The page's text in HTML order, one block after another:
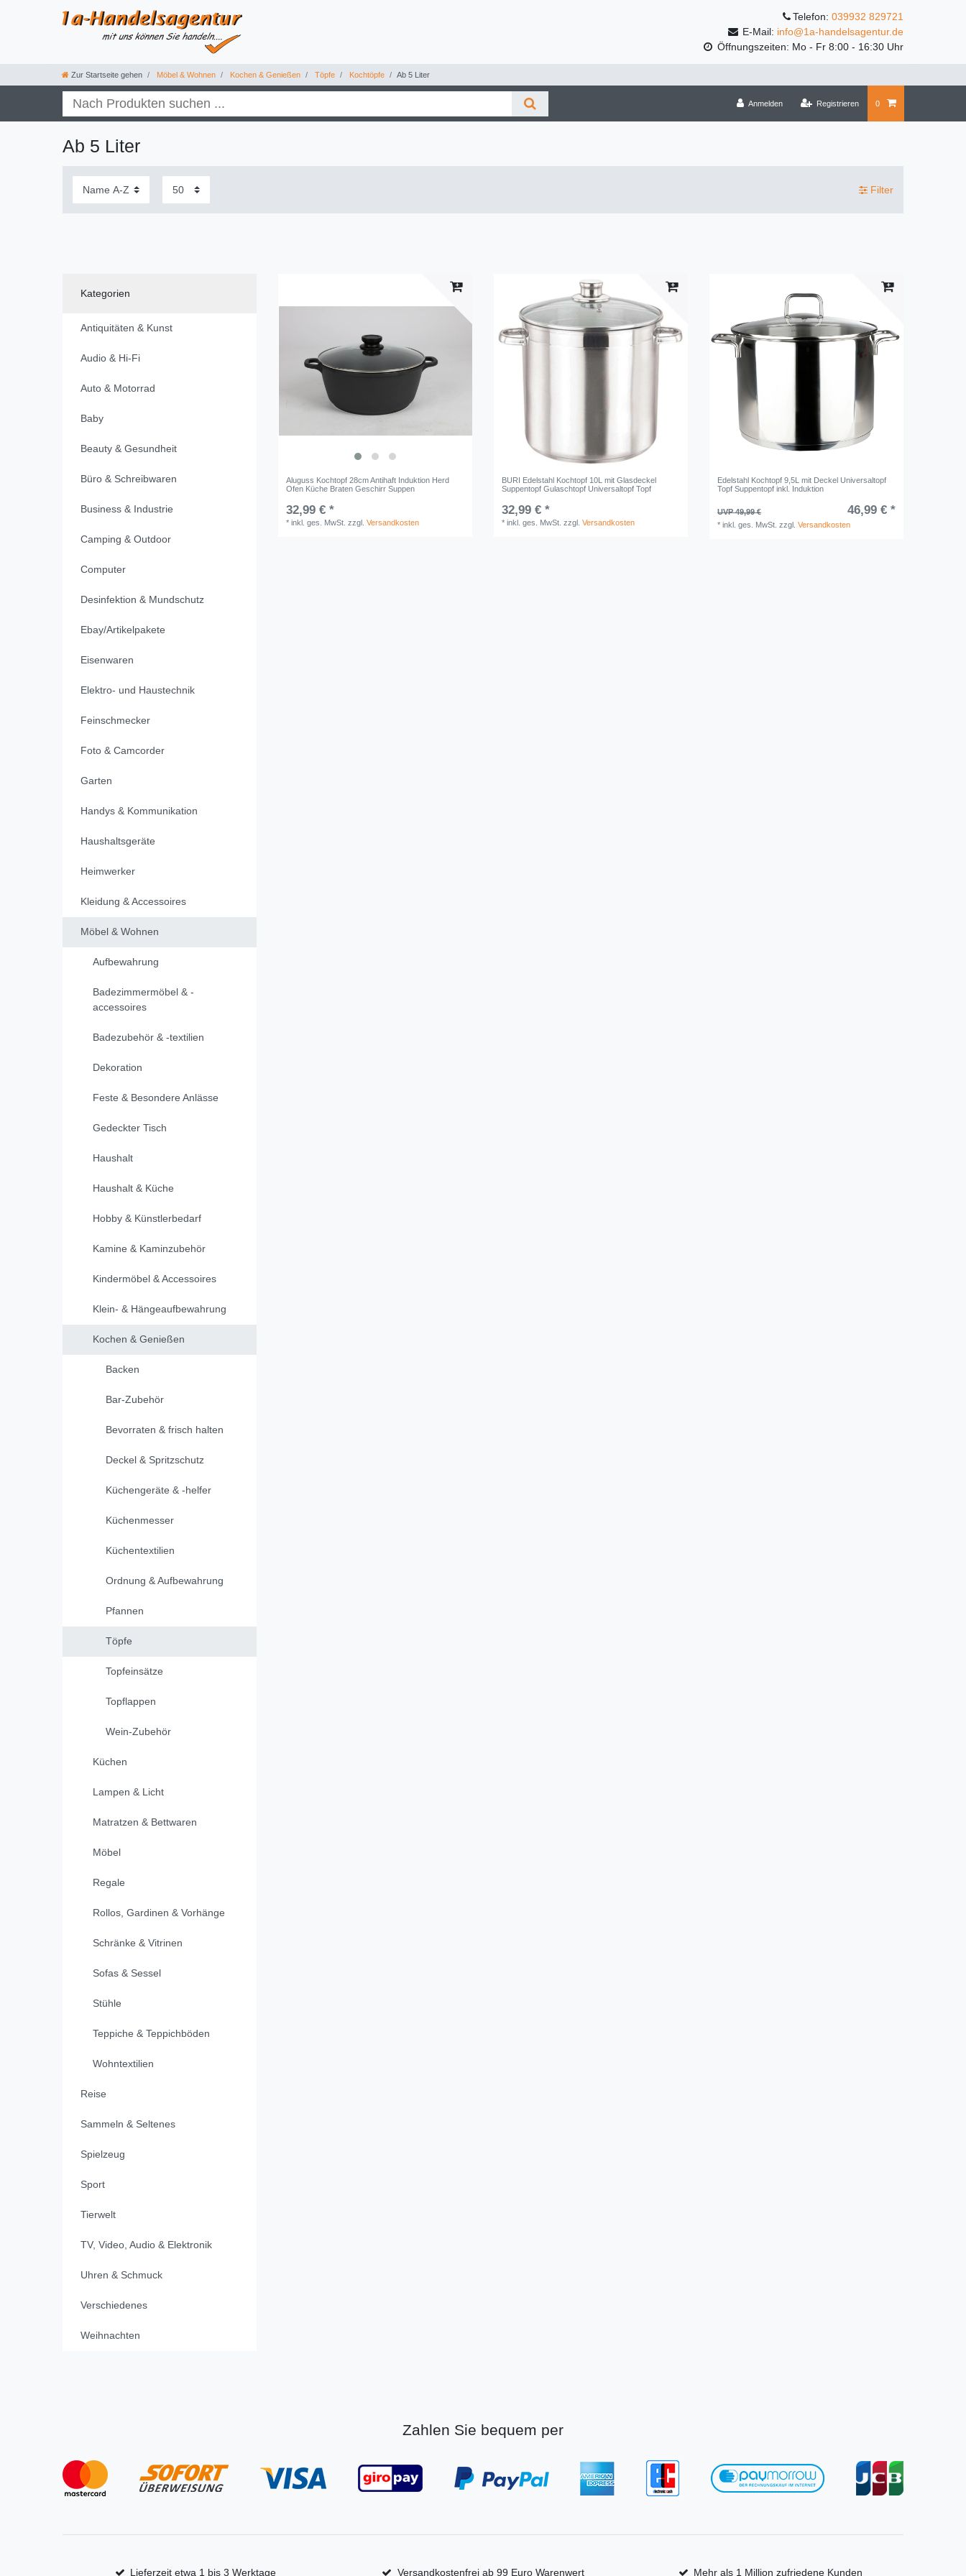
Telefon: 039932 829721
E-Mail: info@1a-handelsagentur.de
Öffnungszeiten: Mo - Fr 8:00 - 16:30 Uhr
Zur Startseite gehen Möbel & Wohnen Kochen & Genießen Töpfe Kochtöpfe Ab 5 Liter
Anmelden Registrieren 0
Ab 5 Liter
Filter
Kategorien
Antiquitäten & Kunst
Audio & Hi-Fi
Auto & Motorrad
Baby
Beauty & Gesundheit
Büro & Schreibwaren
Business & Industrie
Camping & Outdoor
Computer
Desinfektion & Mundschutz
Ebay/Artikelpakete
Eisenwaren
Elektro- und Haustechnik
Feinschmecker
Foto & Camcorder
Garten
Handys & Kommunikation
Haushaltsgeräte
Heimwerker
Kleidung & Accessoires
Möbel & Wohnen
Aufbewahrung
Badezimmermöbel & -
accessoires
Badezubehör & -textilien
Dekoration
Feste & Besondere Anlässe
Gedeckter Tisch
Haushalt
Haushalt & Küche
Hobby & Künstlerbedarf
Kamine & Kaminzubehör
Kindermöbel & Accessoires
Klein- & Hängeaufbewahrung
Kochen & Genießen
Backen
Bar-Zubehör
Bevorraten & frisch halten
Deckel & Spritzschutz
Küchengeräte & -helfer
Küchenmesser
Küchentextilien
Ordnung & Aufbewahrung
Pfannen
Töpfe
Topfeinsätze
Topflappen
Wein-Zubehör
Küchen
Lampen & Licht
Matratzen & Bettwaren
Möbel
Regale
Rollos, Gardinen & Vorhänge
Schränke & Vitrinen
Sofas & Sessel
Stühle
Teppiche & Teppichböden
Wohntextilien
Reise
Sammeln & Seltenes
Spielzeug
Sport
Tierwelt
TV, Video, Audio & Elektronik
Uhren & Schmuck
Verschiedenes
Weihnachten
Aluguss Kochtopf 28cm Antihaft Induktion Herd
Ofen Küche Braten Geschirr Suppen
32,99 € *
*inkl. ges. MwSt. zzgl.Versandkosten
BURI Edelstahl Kochtopf 10L mit Glasdeckel
Suppentopf Gulaschtopf Universaltopf Topf
32,99 € *
*inkl. ges. MwSt. zzgl.Versandkosten
Edelstahl Kochtopf 9,5L mit Deckel Universaltopf
Topf Suppentopf inkl. Induktion
UVP 49,99 € 46,99 € *
*inkl. ges. MwSt. zzgl.Versandkosten
Zahlen Sie bequem per
Lieferzeit etwa 1 bis 3 Werktage Versandkostenfrei ab 99 Euro Warenwert Mehr als 1 Million zufriedene Kunden